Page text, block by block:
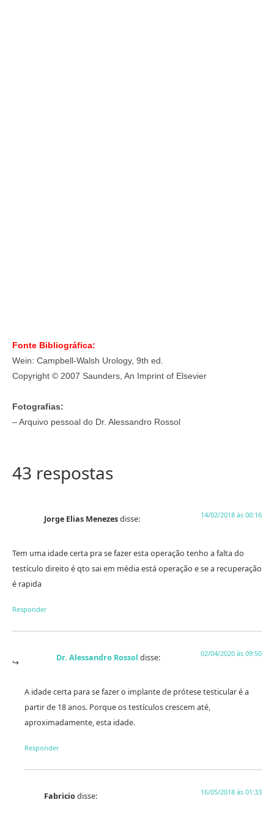
Fonte Bibliográfica:
Wein: Campbell-Walsh Urology, 9th ed.
Copyright © 2007 Saunders, An Imprint of Elsevier
Fotografias:
– Arquivo pessoal do Dr. Alessandro Rossol
43 respostas
Jorge Elias Menezesdisse: 14/02/2018 às 00:16
Tem uma idade certa pra se fazer esta operação tenho a falta do
testículo direito é qto sai em média está operação e se a recuperação
é rapida
Responder
Dr. Alessandro Rossol disse: 02/04/2020 às 09:50
A idade certa para se fazer o implante de prótese testicular é a
partir de 18 anos. Porque os testículos crescem até,
aproximadamente, esta idade.
Responder
Fabriciodisse: 16/05/2018 às 01:33